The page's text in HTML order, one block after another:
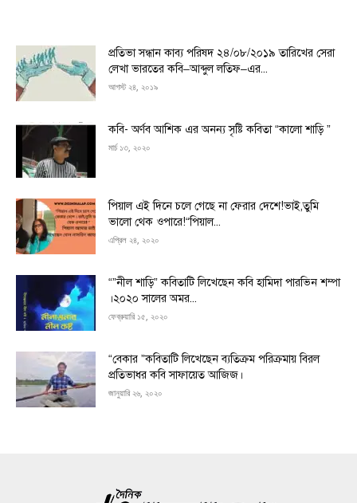
প্রতিভা সন্ধান কাব্য পরিষদ ২৪/০৮/২০১৯ তারিখের সেরা
লেখা ভারতের কবি–আব্দুল লতিফ–এর...
আগস্ট ২৪, ২০১৯
কবি- অর্ণব আশিক এর অনন্য সৃষ্টি কবিতা “কালো শাড়ি ”
মার্চ ১৩, ২০২০
পিয়াল এই দিনে চলে গেছে না ফেরার দেশে!ভাই,তুমি
ভালো থেক ওপারে!“পিয়াল...
এপ্রিল ২৪, ২০২০
“”নীল শাড়ি” কবিতাটি লিখেছেন কবি হামিদা পারভিন শম্পা
।২০২০ সালের অমর...
ফেব্রুয়ারি ১৫, ২০২০
“বেকার ”কবিতাটি লিখেছেন ব্যতিক্রম পরিক্রমায় বিরল
প্রতিভাধর কবি সাফায়েত আজিজ।
জানুয়ারি ২৬, ২০২০